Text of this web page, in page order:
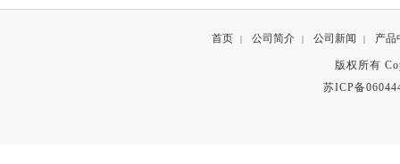
首页 | 公司简介 | 公司新闻 | 产品
版权所有
苏ICP备